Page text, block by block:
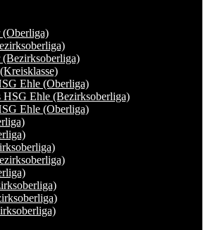
(Oberliga)
(Bezirksoberliga)
Ehle (Oberliga)
Ehle (Bezirksoberliga)
Ehle (Oberliga)